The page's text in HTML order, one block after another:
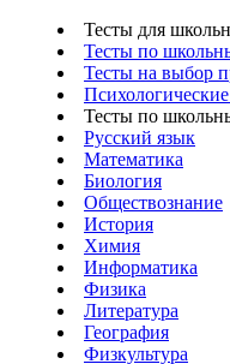
Тесты для
Тесты по
Тесты на выбор
Тесты по
Русский язык
Математика
Биология
Обществознание
История
Химия
Информатика
Физика
Литература
География
Физкультура